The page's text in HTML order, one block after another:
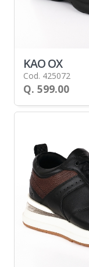
KAO OX
Cod. 425072
Q. 599.00